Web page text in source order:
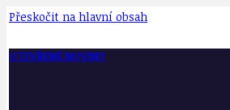
Přeskočit na hlavní obsah
OTEVŘENÉ NOVINY